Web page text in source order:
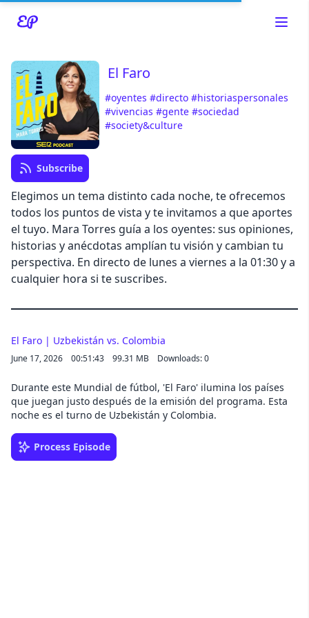
Read about our content policies here
El Faro
#oyentes #directo #historiaspersonales
#vivencias #gente #sociedad
#society&culture
Subscribe
Elegimos un tema distinto cada noche, te ofrecemos
todos los puntos de vista y te invitamos a que aportes
el tuyo. Mara Torres guía a los oyentes: sus opiniones,
historias y anécdotas amplían tu visión y cambian tu
perspectiva. En directo de lunes a viernes a la 01:30 y a
cualquier hora si te suscribes.
Cancel
El Faro | Uzbekistán vs. Colombia
June 17, 2026 00:51:43 99.31 MB Downloads: 0
Durante este Mundial de fútbol, 'El Faro' ilumina los países
que juegan justo después de la emisión del programa. Esta
noche es el turno de Uzbekistán y Colombia.
Process Episode